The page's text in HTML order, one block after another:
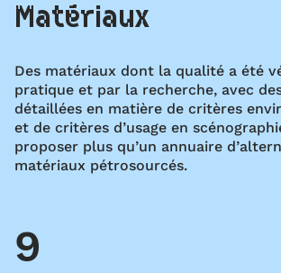
Matériaux
Des matériaux dont la qualité a été
pratique et par la recherche, avec
détaillées en matière de critères
et de critères d’usage en
proposer plus qu’un annuaire
matériaux pétrosourcés.
9